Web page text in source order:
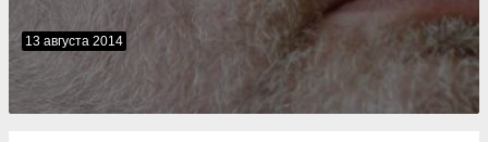
начала девяностых годов.
13 августа 2014